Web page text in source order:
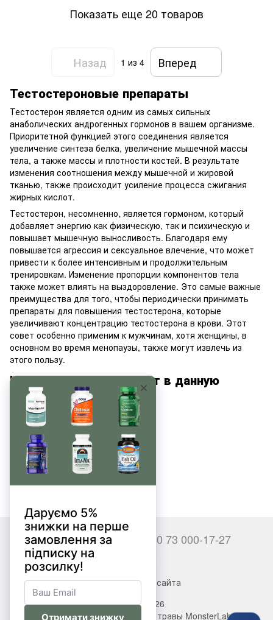
Показать еще 20 товаров
Назад 1 из 4 Вперед
Тестостероновые препараты
Тестостерон является одним из самых сильных
анаболических андрогенных гормонов в вашем организме.
Приоритетной функцией этого соединения является
увеличение синтеза белка, увеличение мышечной массы
тела, а также массы и плотности костей. В результате
изменения соотношения между мышечной и жировой
тканью, также происходит усиление процесса сжигания
жирных кислот.
Тестостерон, несомненно, является гормоном, который
добавляет энергию как физическую, так и психическую и
повышает мышечную выносливость. Благодаря ему
повышается агрессия и сексуальное влечение, что может
привести к более интенсивным и продолжительным
тренировкам. Изменение пропорции компонентов тела
также может влиять на выздоровление. Это самые важные
преимущества для того, чтобы периодически принимать
препараты для повышения тестостерона, которые
увеличивают концентрацию тестостерона в крови. Этот
совет особенно применим к мужчинам, хотя женщины, в
основном во время менопаузы, также могут извлечь из
этого пользу.
Какие препараты входят в данную
группу?
Трибулус
Тестостероновые бустеры
ZMA
DHEA
+380 66 000-17-27 +380 73 000-17-27
Полная версия сайта
© 2017—2026
Витамины, БАДы, добавки, травы MonsterLab